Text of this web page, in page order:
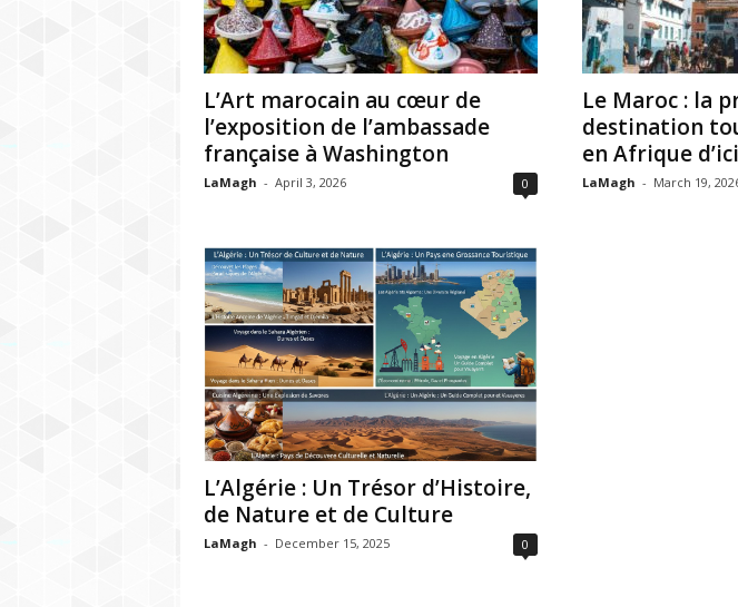
L’Art marocain au cœur de
l’exposition de l’ambassade
française à Washington
LaMagh - April 3, 2026 0
Le Maroc : la
destination
en Afrique
LaMagh - March 19,
L’Algérie : Un Trésor d’Histoire,
de Nature et de Culture
LaMagh - December 15, 2025 0